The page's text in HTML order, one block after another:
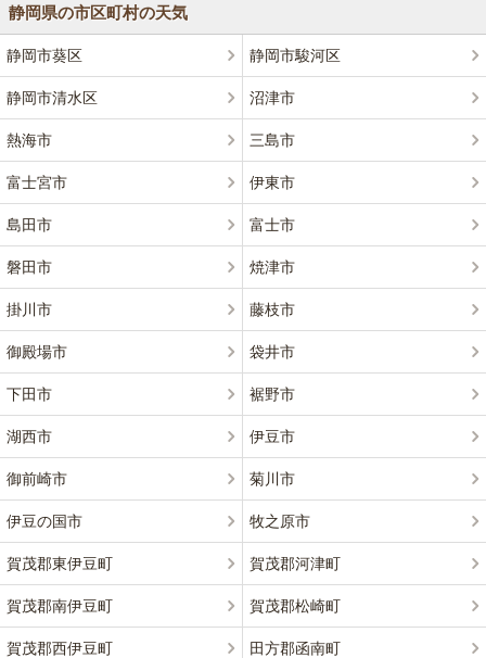
静岡県の市区町村の天気
静岡市葵区 静岡市駿河区
静岡市清水区 沼津市
熱海市 三島市
富士宮市 伊東市
島田市 富士市
磐田市 焼津市
掛川市 藤枝市
御殿場市 袋井市
下田市 裾野市
湖西市 伊豆市
御前崎市 菊川市
伊豆の国市 牧之原市
賀茂郡東伊豆町 賀茂郡河津町
賀茂郡南伊豆町 賀茂郡松崎町
賀茂郡西伊豆町 田方郡函南町